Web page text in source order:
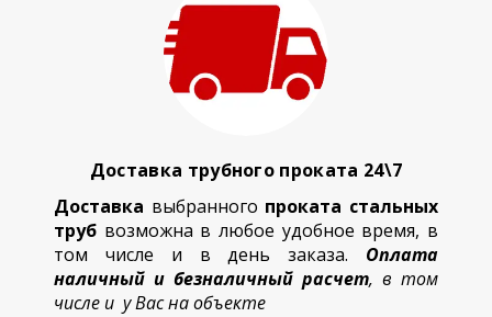
Доставка трубного проката 24\7
Доставка выбранного проката стальных
труб возможна в любое удобное время, в
том числе и в день заказа. Оплата
наличный и безналичный расчет, в том
числе и у Вас на объекте